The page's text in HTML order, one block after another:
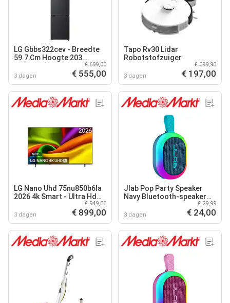
LG Gbbs322cev - Breedte
59.7 Cm Hoogte 203
Inhoud 375 L Nofrost Koel-
vriescombinatie Essence
3 dagen
€ 699,00
€ 555,00
Tapo Rv30 Lidar
Robotstofzuiger
3 dagen
€ 399,90
€ 197,00
LG Nano Uhd 75nu850b6la
2026 4k Smart - Ultra Hd
3 dagen
€ 949,00
€ 899,00
Jlab Pop Party Speaker
Navy Bluetooth-speaker
3 dagen
€ 29,99
€ 24,00